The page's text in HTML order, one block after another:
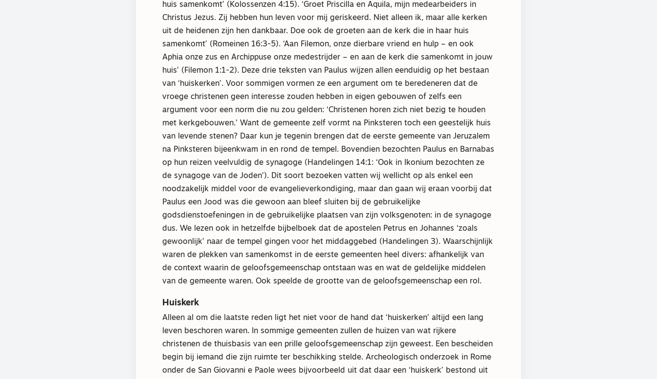
huis samenkomt’ (Kolossenzen 4:15). ‘Groet Priscilla en Aquila, mijn medearbeiders in
Christus Jezus. Zij hebben hun leven voor mij geriskeerd. Niet alleen ik, maar alle kerken
uit de heidenen zijn hen dankbaar. Doe ook de groeten aan de kerk die in haar huis
samenkomt’ (Romeinen 16:3-5). ‘Aan Filemon, onze dierbare vriend en hulp – en ook
Aphia onze zus en Archippuse onze medestrijder – en aan de kerk die samenkomt in jouw
huis’ (Filemon 1:1-2). Deze drie teksten van Paulus wijzen allen eenduidig op het bestaan
van ‘huiskerken’. Voor sommigen vormen ze een argument om te beredeneren dat de
vroege christenen geen interesse zouden hebben in eigen gebouwen of zelfs een
argument voor een norm die nu zou gelden: ‘Christenen horen zich niet bezig te houden
met kerkgebouwen.’ Want de gemeente zelf vormt na Pinksteren toch een geestelijk huis
van levende stenen? Daar kun je tegenin brengen dat de eerste gemeente van Jeruzalem
na Pinksteren bijeenkwam in en rond de tempel. Bovendien bezochten Paulus en Barnabas
op hun reizen veelvuldig de synagoge (Handelingen 14:1: ‘Ook in Ikonium bezochten ze
de synagoge van de Joden’). Dit soort bezoeken vatten wij wellicht op als enkel een
noodzakelijk middel voor de evangelieverkondiging, maar dan gaan wij eraan voorbij dat
Paulus een Jood was die gewoon aan bleef sluiten bij de gebruikelijke
godsdienstoefeningen in de gebruikelijke plaatsen van zijn volksgenoten: in de synagoge
dus. We lezen ook in hetzelfde bijbelboek dat de apostelen Petrus en Johannes ‘zoals
gewoonlijk’ naar de tempel gingen voor het middaggebed (Handelingen 3). Waarschijnlijk
waren de plekken van samenkomst in de eerste gemeenten heel divers: afhankelijk van
de context waarin de geloofsgemeenschap ontstaan was en wat de geldelijke middelen
van de gemeente waren. Ook speelde de grootte van de geloofsgemeenschap een rol.
Huiskerk
Alleen al om die laatste reden ligt het niet voor de hand dat ‘huiskerken’ altijd een lang
leven beschoren waren. In sommige gemeenten zullen de huizen van wat rijkere
christenen de thuisbasis van een prille geloofsgemeenschap zijn geweest. Een bescheiden
begin bij iemand die zijn ruimte ter beschikking stelde. Archeologisch onderzoek in Rome
onder de San Giovanni e Paole wees bijvoorbeeld uit dat daar een ‘huiskerk’ bestond uit